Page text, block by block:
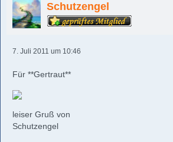
Schutzengel
7. Juli 2011 um 10:46
Für **Gertraut**
leiser Gruß von
Schutzengel